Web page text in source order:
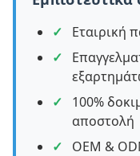
Εταιρική
100%
αποστολή
OEM &